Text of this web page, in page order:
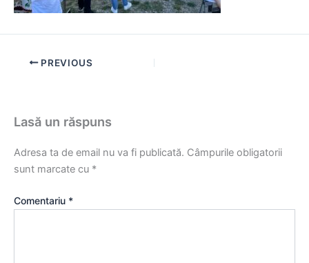
PREVIOUS
Lasă un răspuns
Adresa ta de email nu va fi publicată. Câmpurile obligatorii
sunt marcate cu *
Comentariu *